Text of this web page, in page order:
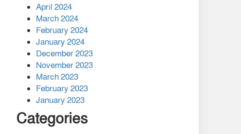
April 2024
March 2024
February 2024
January 2024
December 2023
November 2023
March 2023
February 2023
January 2023
Categories